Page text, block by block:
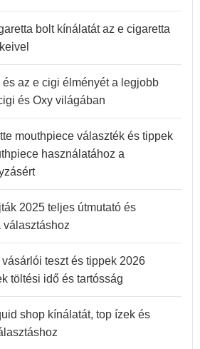
bolt kínálatát az e cigaretta
és az e cigi élményét a legjobb
és Oxy világában
mouthpiece választék és tippek
használatához a
2025 teljes útmutató és
választáshoz
teszt és tippek 2026
töltési idő és tartósság
shop kínálatát, top ízek és